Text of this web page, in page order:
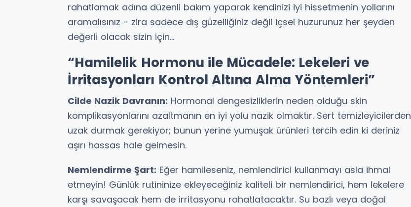
rahatlamak adına düzenli bakım yaparak kendinizi iyi hissetmenin yollarını
aramalısınız - zira sadece dış güzelliğiniz değil içsel huzurunuz her şeyden
değerli olacak sizin için...
“Hamilelik Hormonu ile Mücadele: Lekeleri ve
İrritasyonları Kontrol Altına Alma Yöntemleri”
Cilde Nazik Davranın: Hormonal dengesizliklerin neden olduğu skin
komplikasyonlarını azaltmanın en iyi yolu nazik olmaktır. Sert temizleyicilerden
uzak durmak gerekiyor; bunun yerine yumuşak ürünleri tercih edin ki deriniz
aşırı hassas hale gelmesin.
Nemlendirme Şart: Eğer hamileseniz, nemlendirici kullanmayı asla ihmal
etmeyin! Günlük rutininize ekleyeceğiniz kaliteli bir nemlendirici, hem lekelere
karşı savaşacak hem de irritasyonu rahatlatacaktır. Su bazlı veya doğal